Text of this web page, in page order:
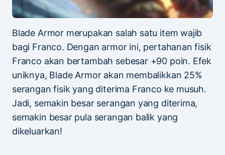
Blade Armor merupakan salah satu item wajib
bagi Franco. Dengan armor ini, pertahanan fisik
Franco akan bertambah sebesar +90 poin. Efek
uniknya, Blade Armor akan membalikkan 25%
serangan fisik yang diterima Franco ke musuh.
Jadi, semakin besar serangan yang diterima,
semakin besar pula serangan balik yang
dikeluarkan!